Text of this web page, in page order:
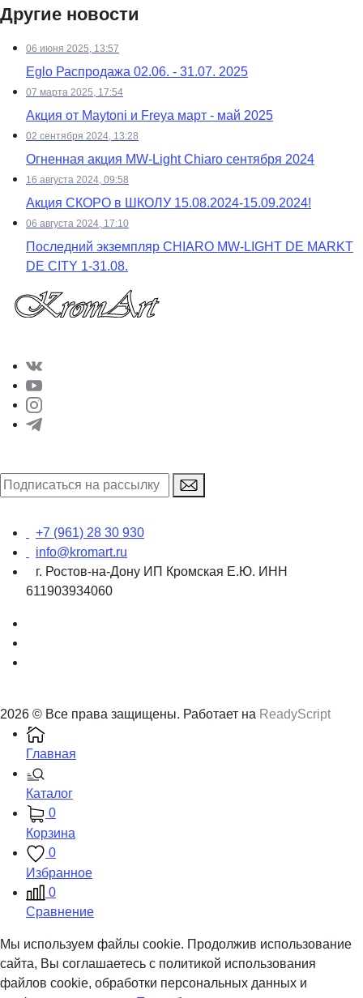
Другие новости
06 июня 2025, 13:57
Eglo Распродажа 02.06. - 31.07. 2025
07 марта 2025, 17:54
Акция от Maytoni и Freya март - май 2025
02 сентября 2024, 13:28
Огненная акция MW-Light Chiaro сентября 2024
16 августа 2024, 09:58
Акция СКОРО в ШКОЛУ 15.08.2024-15.09.2024!
06 августа 2024, 17:10
Последний экземпляр CHIARO MW-LIGHT DE MARKT
DE CITY 1-31.08.
+7 (961) 28 30 930
info@kromart.ru
г. Ростов-на-Дону ИП Кромская Е.Ю. ИНН
611903934060
2026 © Все права защищены. Работает на ReadyScript
Главная
Каталог
0
Корзина
0
Избранное
0
Сравнение
Мы используем файлы cookie. Продолжив использование
сайта, Вы соглашаетесь с политикой использования
файлов cookie, обработки персональных данных и